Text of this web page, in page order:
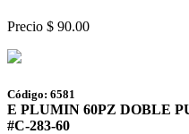
Precio $ 90.00
Código: 6581
E PLUMIN 60PZ DOBLE
#C-283-60